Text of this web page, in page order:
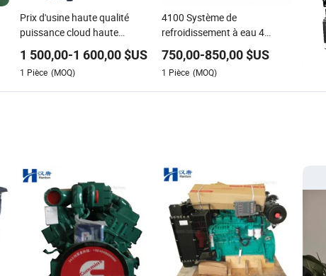
Prix d'usine haute qualité
puissance cloud haute
performance moteur diesel
pour générateurs, pompes à
incendie, machines agricoles
1 500,00-1 600,00 $US
1 Pièce (MOQ)
4100 Système de
refroidissement à eau 4
Moteur diesel à cylindres /
Générateur diesel pour la
production d'électricité
750,00-850,00$US
1 Pièce (MOQ)